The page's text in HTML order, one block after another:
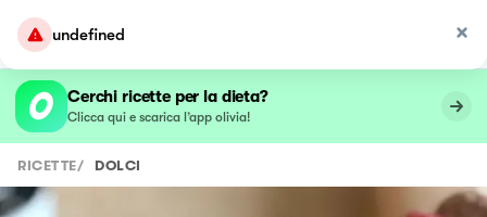
undefined
Cerchi ricette per la dieta?
Clicca qui e scarica l’app olivia!
RICETTE/ DOLCI